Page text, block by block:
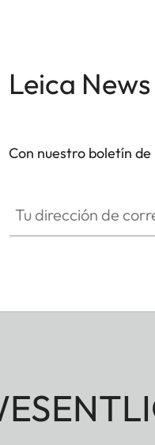
Leica News
Con nuestro boletín